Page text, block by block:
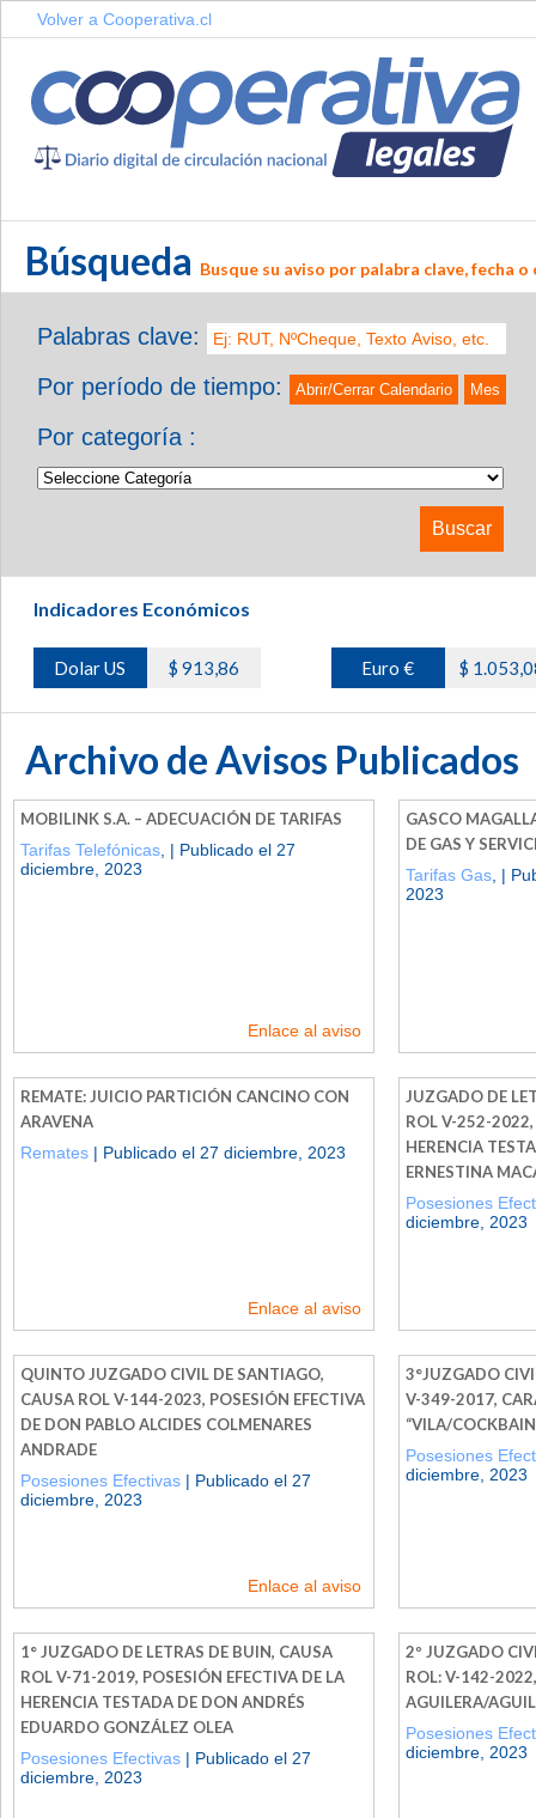
Volver a Cooperativa.cl
Búsqueda Busque su aviso por palabra clave, fecha
Palabras clave:
Por período de tiempo:
Abrir/Cerrar Calendario Mes
Por categoría :
Indicadores Económicos
Dolar US $ 913,86 Euro € $
Archivo de Avisos Publicados
MOBILINK S.A. – ADECUACIÓN DE TARIFAS
Tarifas Telefónicas , | Publicado el 27
diciembre, 2023
Enlace al aviso
GASCO
DE GAS Y
Tarifas Gas , |
2023
REMATE: JUICIO PARTICIÓN CANCINO CON
ARAVENA
Remates | Publicado el 27 diciembre, 2023
Enlace al aviso
JUZGADO DE
ROL V-252-2022,
HERENCIA
ERNESTINA
Posesiones
diciembre, 2023
QUINTO JUZGADO CIVIL DE SANTIAGO,
CAUSA ROL V-144-2023, POSESIÓN EFECTIVA
DE DON PABLO ALCIDES COLMENARES
ANDRADE
Posesiones Efectivas | Publicado el 27
diciembre, 2023
Enlace al aviso
3°JUZGADO
V-349-2017,
“VILA/
Posesiones
diciembre, 2023
1° JUZGADO DE LETRAS DE BUIN, CAUSA
ROL V-71-2019, POSESIÓN EFECTIVA DE LA
HERENCIA TESTADA DE DON ANDRÉS
EDUARDO GONZÁLEZ OLEA
Posesiones Efectivas | Publicado el 27
diciembre, 2023
2º JUZGADO
ROL: V-142-
AGUILERA/
Posesiones
diciembre, 2023